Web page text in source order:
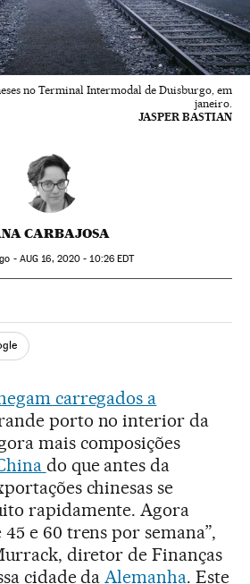
no Terminal Intermodal de Duisburgo, em
janeiro.
JASPER BASTIAN
CARBAJOSA
- AUG 16, 2020 - 10:26EDT
Twitter
Redes Sociales
carregados a
porto no interior da
mais composições
do que antes da
chinesas se
rapidamente. Agora
e 60 trens por semana”,
diretor de Finanças
cidade da Alemanha. Este